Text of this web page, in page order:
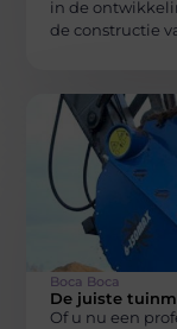
in de
de constructie
Boca Boca
De juiste
Of u nu een